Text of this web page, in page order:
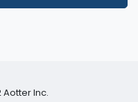
Aotter Inc.